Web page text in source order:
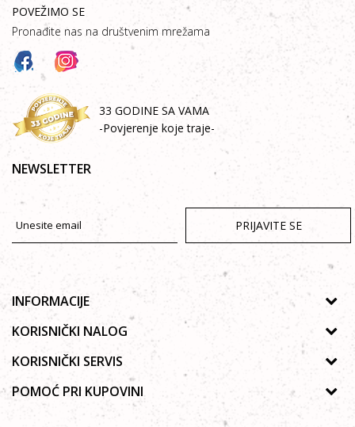
POVEŽIMO SE
Pronađite nas na društvenim mrežama
33 GODINE SA VAMA
-Povjerenje koje traje-
NEWSLETTER
PRIJAVITE SE
INFORMACIJE
O nama
Galerija
Saradnja
KORISNIČKI NALOG
Uputstvo za registraciju
Zaboravljena lozinka
Poručivanje
KORISNIČKI SERVIS
Politika privatnosti
Autorska prava
POMOĆ PRI KUPOVINI
Kako kupiti online?